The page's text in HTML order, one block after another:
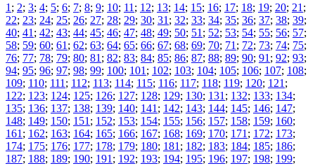
1 ; 2; 3; 4; 5; 6; 7; 8; 9; 10; 11 ; 12; 13; 14; 15; 16; 17; 18; 19; 20; 21 ;
22; 23; 24; 25; 26; 27; 28; 29; 30; 31 ; 32; 33; 34; 35; 36; 37; 38; 39;
40; 41 ; 42; 43; 44; 45; 46; 47; 48; 49; 50; 51 ; 52; 53; 54; 55; 56; 57;
58; 59; 60; 61 ; 62; 63; 64; 65; 66; 67; 68; 69; 70; 71 ; 72; 73; 74; 75;
76; 77; 78; 79; 80; 81 ; 82; 83; 84; 85; 86; 87; 88; 89; 90; 91 ; 92; 93;
94; 95; 96; 97; 98; 99; 100; 101 ; 102; 103; 104; 105; 106; 107; 108;
109; 110; 111 ; 112; 113; 114; 115; 116; 117; 118; 119; 120; 121 ;
122; 123; 124; 125; 126; 127; 128; 129; 130; 131 ; 132; 133; 134;
135; 136; 137; 138; 139; 140; 141 ; 142; 143; 144; 145; 146; 147;
148; 149; 150; 151 ; 152; 153; 154; 155; 156; 157; 158; 159; 160;
161 ; 162; 163; 164; 165; 166; 167; 168; 169; 170; 171 ; 172; 173;
174; 175; 176; 177; 178; 179; 180; 181 ; 182; 183; 184; 185; 186;
187; 188; 189; 190; 191 ; 192; 193; 194; 195; 196; 197; 198; 199;